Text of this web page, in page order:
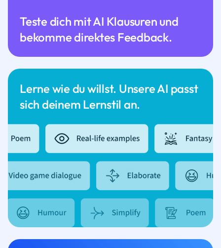
Lerne wie du willst. Unsere AI passt
sich deinem Lernstil an.
Teste dich mit AI Klausuren und
bekomme direktes Feedback.